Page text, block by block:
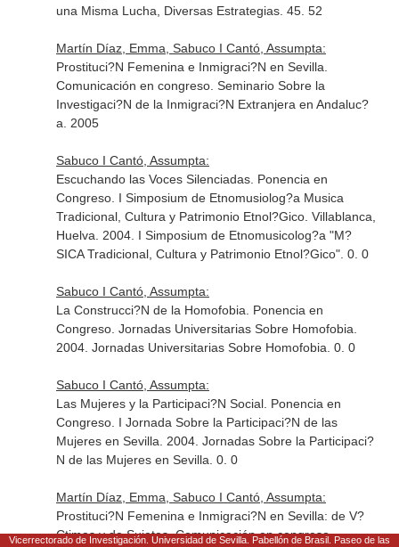
una Misma Lucha, Diversas Estrategias. 45. 52
Martín Díaz, Emma, Sabuco I Cantó, Assumpta:
Prostituci?N Femenina e Inmigraci?N en Sevilla.
Comunicación en congreso. Seminario Sobre la
Investigaci?N de la Inmigraci?N Extranjera en Andaluc?
a. 2005
Sabuco I Cantó, Assumpta:
Escuchando las Voces Silenciadas. Ponencia en
Congreso. I Simposium de Etnomusiolog?a Musica
Tradicional, Cultura y Patrimonio Etnol?Gico. Villablanca,
Huelva. 2004. I Simposium de Etnomusicolog?a "M?
SICA Tradicional, Cultura y Patrimonio Etnol?Gico". 0. 0
Sabuco I Cantó, Assumpta:
La Construcci?N de la Homofobia. Ponencia en
Congreso. Jornadas Universitarias Sobre Homofobia.
2004. Jornadas Universitarias Sobre Homofobia. 0. 0
Sabuco I Cantó, Assumpta:
Las Mujeres y la Participaci?N Social. Ponencia en
Congreso. I Jornada Sobre la Participaci?N de las
Mujeres en Sevilla. 2004. Jornadas Sobre la Participaci?
N de las Mujeres en Sevilla. 0. 0
Martín Díaz, Emma, Sabuco I Cantó, Assumpta:
Prostituci?N Femenina e Inmigraci?N en Sevilla: de V?
Ctimas y de Sujetos. Comunicación en congreso.
Vicerrectorado de Investigación. Universidad de Sevilla. Pabellón de Brasil. Paseo de las